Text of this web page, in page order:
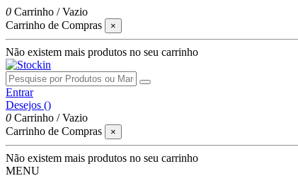
0 Carrinho /Vazio
Carrinho de Compras
×
Não existem mais produtos no seu carrinho
Entrar
Desejos ()
0 Carrinho /Vazio
Carrinho de Compras
×
Não existem mais produtos no seu carrinho
MENU